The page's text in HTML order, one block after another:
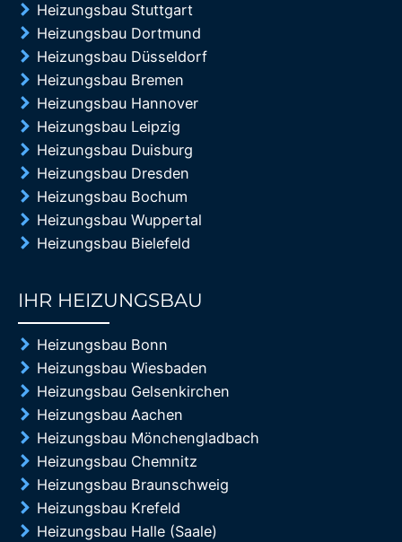
Heizungsbau Stuttgart
Heizungsbau Dortmund
Heizungsbau Düsseldorf
Heizungsbau Bremen
Heizungsbau Hannover
Heizungsbau Leipzig
Heizungsbau Duisburg
Heizungsbau Dresden
Heizungsbau Bochum
Heizungsbau Wuppertal
Heizungsbau Bielefeld
IHR HEIZUNGSBAU
Heizungsbau Bonn
Heizungsbau Wiesbaden
Heizungsbau Gelsenkirchen
Heizungsbau Aachen
Heizungsbau Mönchengladbach
Heizungsbau Chemnitz
Heizungsbau Braunschweig
Heizungsbau Krefeld
Heizungsbau Halle (Saale)